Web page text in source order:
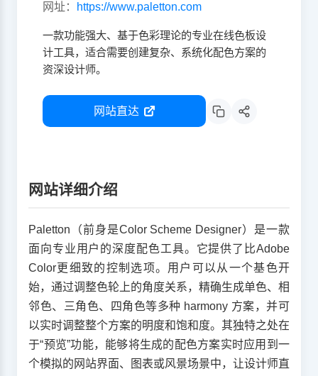
网址： https://www.paletton.com
一款功能强大、基于色彩理论的专业在线色板设
计工具，适合需要创建复杂、系统化配色方案的
资深设计师。
网站直达
网站详细介绍
Paletton（前身是Color Scheme Designer）是一款
面向专业用户的深度配色工具。它提供了比Adobe
Color更细致的控制选项。用户可以从一个基色开
始，通过调整色轮上的角度关系，精确生成单色、相
邻色、三角色、四角色等多种 harmony 方案，并可
以实时调整整个方案的明度和饱和度。其独特之处在
于“预览”功能，能够将生成的配色方案实时应用到一
个模拟的网站界面、图表或风景场景中，让设计师直